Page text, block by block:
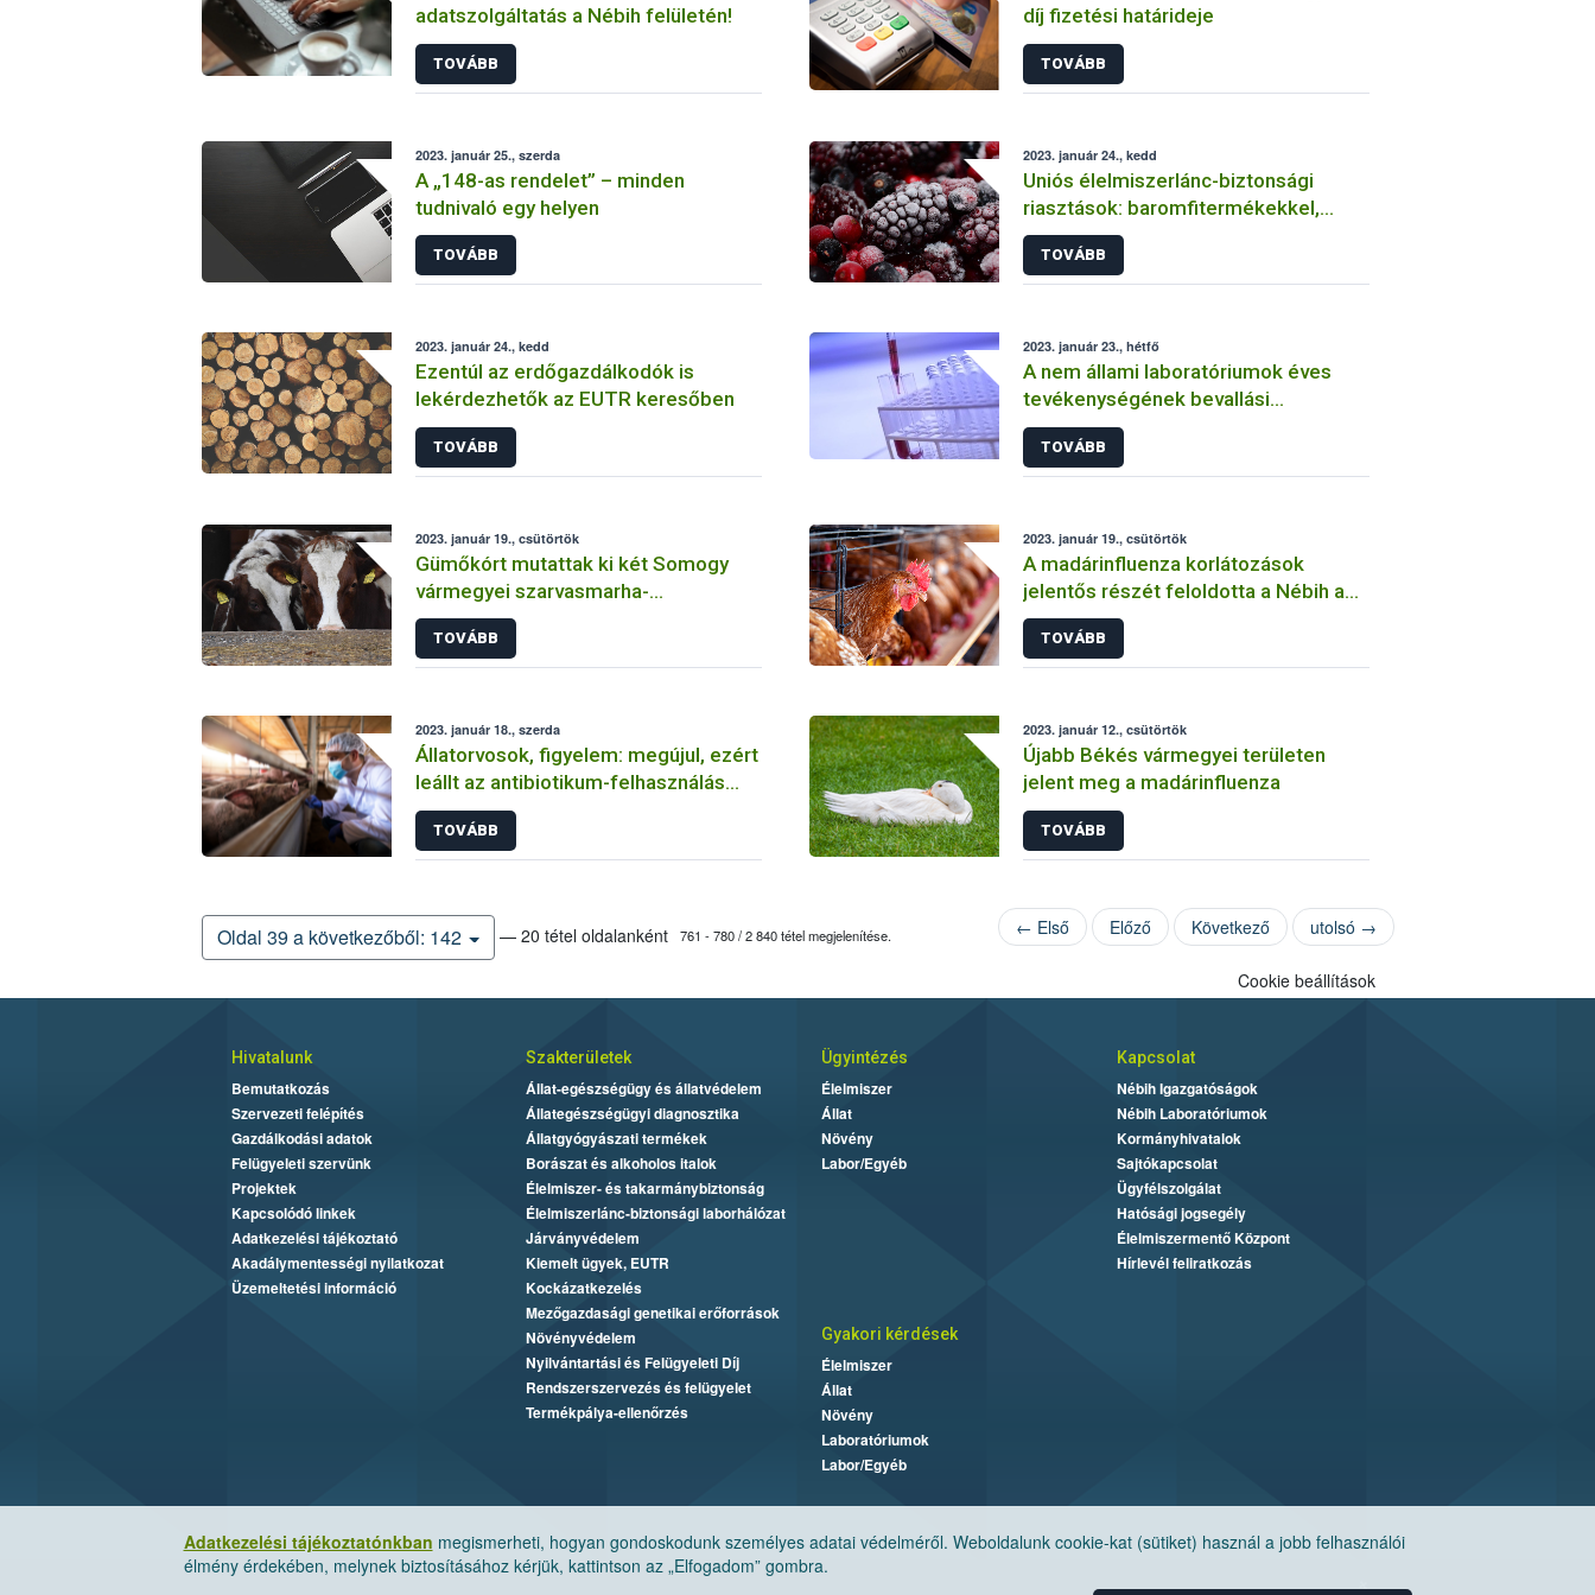
adatszolgáltatás a Nébih felületén!
TOVÁBB
díj fizetési határideje
TOVÁBB
2023. január 25., szerda
A „148-as rendelet” – minden
tudnivaló egy helyen
TOVÁBB
2023. január 24., kedd
Uniós élelmiszerlánc-biztonsági
riasztások: baromfitermékekkel,
zöldségekkel és gyümölcsökkel volt a
legtöbb gond
TOVÁBB
2023. január 24., kedd
Ezentúl az erdőgazdálkodók is
lekérdezhetők az EUTR keresőben
TOVÁBB
2023. január 23., hétfő
A nem állami laboratóriumok éves
tevékenységének bevallási
határidejéig már csak pár nap van
hátra
TOVÁBB
2023. január 19., csütörtök
Gümőkórt mutattak ki két Somogy
vármegyei szarvasmarha-
állományban
TOVÁBB
2023. január 19., csütörtök
A madárinfluenza korlátozások
jelentős részét feloldotta a Nébih a
dél-alföldi vármegyékben
TOVÁBB
2023. január 18., szerda
Állatorvosok, figyelem: megújul, ezért
leállt az antibiotikum-felhasználás
bejelentő rendszer
TOVÁBB
2023. január 12., csütörtök
Újabb Békés vármegyei területen
jelent meg a madárinfluenza
TOVÁBB
Oldal 39 a következőből: 142 — 20 tétel oldalanként 761 - 780 / 2 840 tétel megjelenítése. ← Első Előző Következő utolsó →
Adatkezelési tájékoztatónkban megismerheti, hogyan gondoskodunk személyes adatai védelméről. Weboldalunk cookie-kat (sütiket) használ a jobb felhasználói
élmény érdekében, melynek biztosításához kérjük, kattintson az „Elfogadom” gombra.
Cookie beállítások
Hivatalunk
Bemutatkozás
Szervezeti felépítés
Gazdálkodási adatok
Felügyeleti szervünk
Projektek
Kapcsolódó linkek
Adatkezelési tájékoztató
Akadálymentességi nyilatkozat
Üzemeltetési információ
Szakterületek
Állat-egészségügy és állatvédelem
Állategészségügyi diagnosztika
Állatgyógyászati termékek
Borászat és alkoholos italok
Élelmiszer- és takarmánybiztonság
Élelmiszerlánc-biztonsági laborhálózat
Járványvédelem
Kiemelt ügyek, EUTR
Kockázatkezelés
Mezőgazdasági genetikai erőforrások
Növényvédelem
Nyilvántartási és Felügyeleti Díj
Rendszerszervezés és felügyelet
Termékpálya-ellenőrzés
Ügyintézés
Élelmiszer
Állat
Növény
Labor/Egyéb
Kapcsolat
Nébih Igazgatóságok
Nébih Laboratóriumok
Kormányhivatalok
Sajtókapcsolat
Ügyfélszolgálat
Hatósági jogsegély
Élelmiszermentő Központ
Hírlevél feliratkozás
Gyakori kérdések
Élelmiszer
Állat
Növény
Laboratóriumok
Labor/Egyéb